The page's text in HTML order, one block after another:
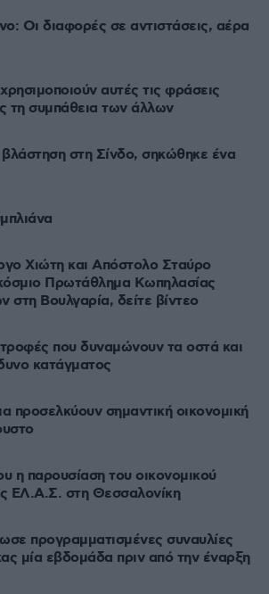
Οι διαφορές σε αντιστάσεις, αέρα
αυτές τις φράσεις
τη συμπάθεια των άλλων
στη Σίνδο, σηκώθηκε ένα
Χιώτη και Απόστολο Σταύρο
Πρωτάθλημα Κωπηλασίας
Βουλγαρία, δείτε βίντεο
που δυναμώνουν τα οστά και
κατάγματος
προσελκύουν σημαντική οικονομική
η παρουσίαση του οικονομικού
ΕΛ.Α.Σ. στη Θεσσαλονίκη
προγραμματισμένες συναυλίες
μία εβδομάδα πριν από την έναρξη